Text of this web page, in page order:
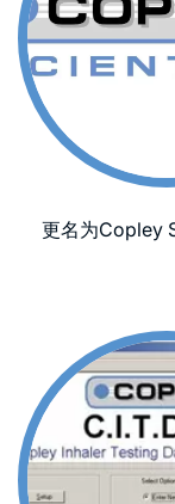
更名为Copley